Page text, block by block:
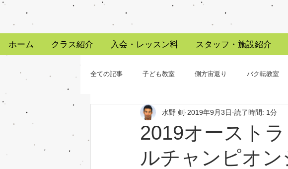
全ての記事 子ども教室 側方宙返り バク転教室
トップアスリート 中尾春香 大人向け教室
スタッフ雑記 八尾のおにいさん
2019オースト
ルチャンピオン
水野 剣 2019年9月3日 読了時間: 1分
ホーム クラス紹介 入会・レッスン料 スタッフ・施設紹介